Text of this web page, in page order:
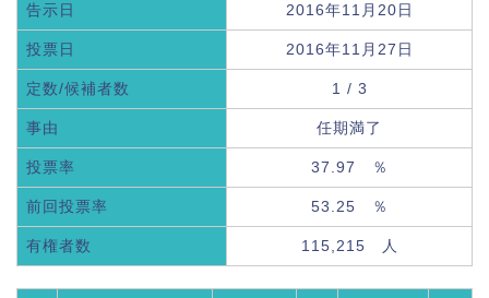
告示日 2016年11月20日
投票日 2016年11月27日
定数/候補者数 1 / 3
事由 任期満了
投票率 37.97 ％
前回投票率 53.25 ％
有権者数 115,215 人